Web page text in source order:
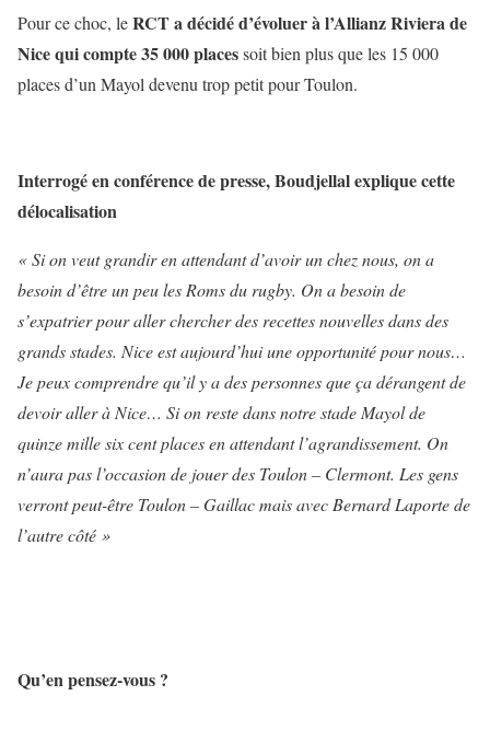
Pour ce choc, leRCT a décidé d’évoluer à l’Allianz Riviera de
Nice qui compte 35 000 placessoit bien plus que les 15 000
places d’un Mayol devenu trop petit pour Toulon.
Interrogé en conférence de presse, Boudjellal explique cette
délocalisation
« Si on veut grandir en attendant d’avoir un chez nous, on a
besoin d’être un peu les Roms du rugby. On a besoin de
s’expatrier pour aller chercher des recettes nouvelles dans des
grands stades. Nice est aujourd’hui une opportunité pour nous…
Je peux comprendre qu’il y a des personnes que ça dérangent de
devoir aller à Nice… Si on reste dans notre stade Mayol de
quinze mille six cent places en attendant l’agrandissement. On
n’aura pas l’occasion de jouer des Toulon – Clermont. Les gens
verront peut-être Toulon – Gaillac mais avec Bernard Laporte de
l’autre côté »
Qu’en pensez-vous ?